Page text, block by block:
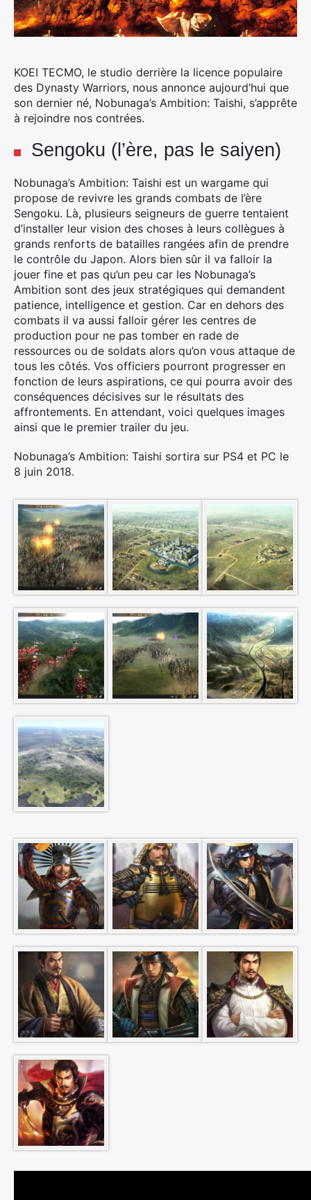
KOEI TECMO, le studio derrière la licence populaire
des Dynasty Warriors, nous annonce aujourd’hui que
son dernier né, Nobunaga’s Ambition: Taishi, s’apprête
à rejoindre nos contrées.
Sengoku (l’ère, pas le saiyen)
Nobunaga’s Ambition: Taishi est un wargame qui
propose de revivre les grands combats de l’ère
Sengoku. Là, plusieurs seigneurs de guerre tentaient
d’installer leur vision des choses à leurs collègues à
grands renforts de batailles rangées afin de prendre
le contrôle du Japon. Alors bien sûr il va falloir la
jouer fine et pas qu’un peu car les Nobunaga’s
Ambition sont des jeux stratégiques qui demandent
patience, intelligence et gestion. Car en dehors des
combats il va aussi falloir gérer les centres de
production pour ne pas tomber en rade de
ressources ou de soldats alors qu’on vous attaque de
tous les côtés. Vos officiers pourront progresser en
fonction de leurs aspirations, ce qui pourra avoir des
conséquences décisives sur le résultats des
affrontements. En attendant, voici quelques images
ainsi que le premier trailer du jeu.
Nobunaga’s Ambition: Taishi sortira sur PS4 et PC le
8 juin 2018.